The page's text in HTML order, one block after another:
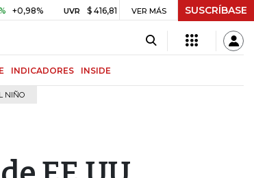
UVR $ 416,81 +$ 0,05 +0,01% BITCOIN US$
VER MÁS SUSCRÍBASE
INDICADORES INSIDE
NIÑO